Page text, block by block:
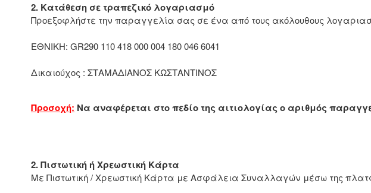
2. Κατάθεση σε τραπεζικό λογαριασμό
Προεξοφλήστε την παραγγελία σας σε ένα από τους ακόλουθους
ΕΘΝΙΚΗ: GR290 110 418 000 004 180 046 6041
Δικαιούχος : ΣΤΑΜΑΔΙΑΝΟΣ ΚΩΣΤΑΝΤΙΝΟΣ
Προσοχή: Να αναφέρεται στο πεδίο της αιτιολογίας ο αριθμός
2. Πιστωτική ή Χρεωστική Κάρτα
Με Πιστωτική / Χρεωστική Κάρτα με Ασφάλεια Συναλλαγών μέσω της